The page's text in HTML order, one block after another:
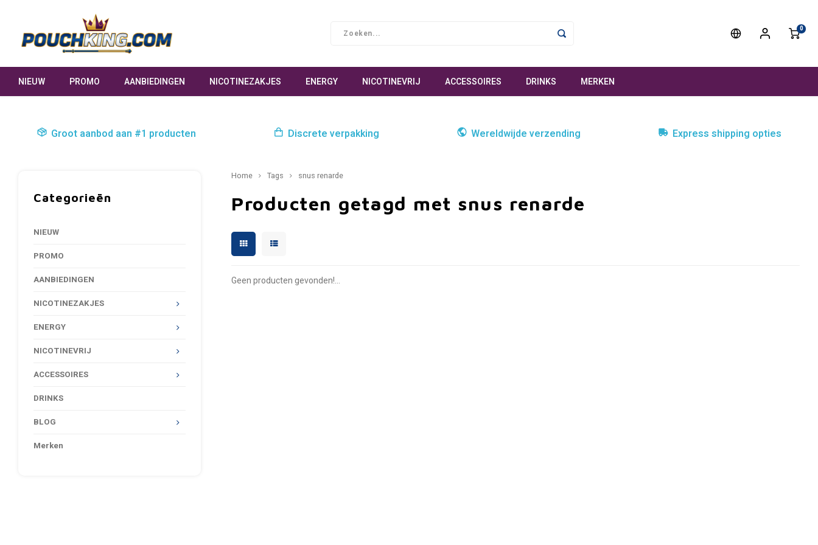
0
NIEUW PROMO AANBIEDINGEN NICOTINEZAKJES ENERGY NICOTINEVRIJ ACCESSOIRES DRINKS MERKEN
Groot aanbod aan #1 producten Discrete verpakking Wereldwijde verzending Express shipping opties
Categorieën
NIEUW
PROMO
AANBIEDINGEN
NICOTINEZAKJES
ENERGY
NICOTINEVRIJ
ACCESSOIRES
DRINKS
BLOG
Merken
Home Tags snus renarde
Producten getagd met snus renarde
Geen producten gevonden!...